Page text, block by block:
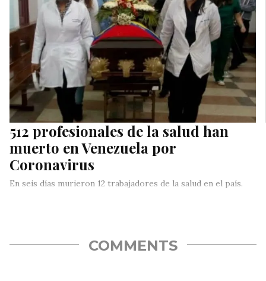
512 profesionales de la salud han
muerto en Venezuela por
Coronavirus
En seis días murieron 12 trabajadores de la salud en el país.
COMMENTS